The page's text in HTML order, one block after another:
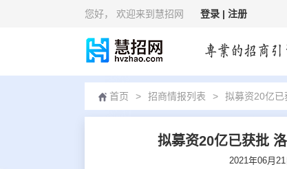
您好， 欢迎来到慧招网 登录 | 注册
首页 > 招商情报列表 > 拟募资20亿已
拟募资20亿已获批
2021年06月